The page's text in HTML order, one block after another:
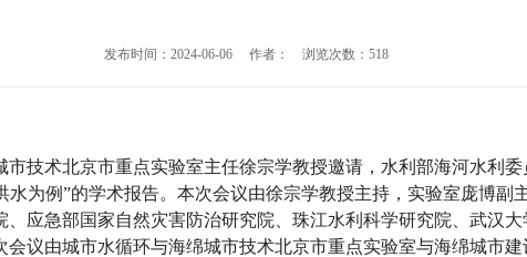
发布时间：2024-06-06 作者： 浏览次数： 518
市技术北京市重点实验室主任徐宗学教授邀请，水利部海河水利
水为例”的学术报告。本次会议由徐宗学教授主持，实验室庞博副
应急部国家自然灾害防治研究院、珠江水利科学研究院、武汉
会议由城市水循环与海绵城市技术北京市重点实验室与海绵城市